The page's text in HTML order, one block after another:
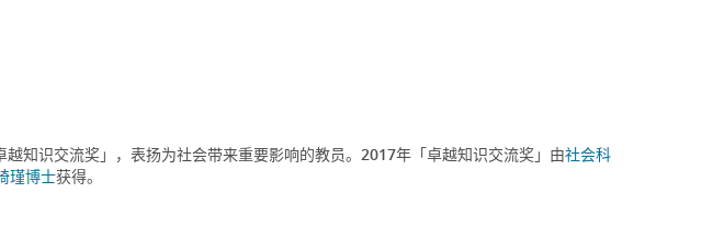
知识交流奖」，表扬为社会带来重要影响的教员。2017年「卓越知识交流奖」由社会科
瑾博士获得。